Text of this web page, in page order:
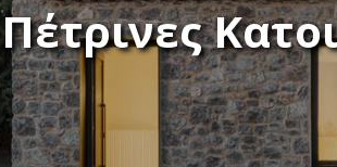
Πέτρινες